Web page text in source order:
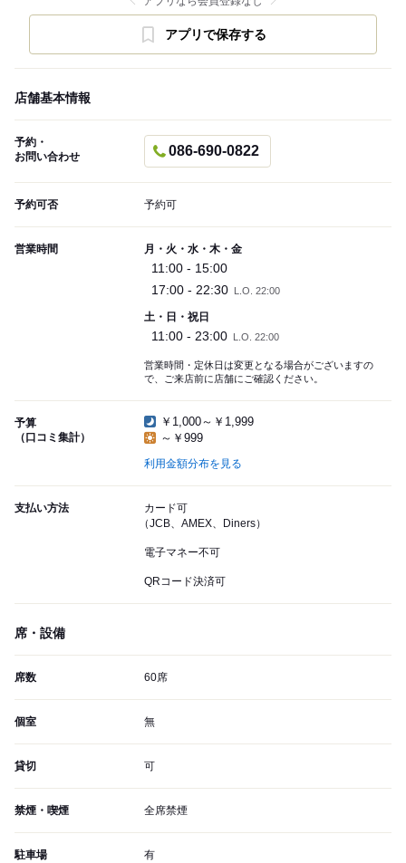
アプリで保存する
店舗基本情報
予約・
お問い合わせ
086-690-0822
予約可否 予約可
営業時間 月・火・水・木・金
11:00 - 15:00
17:00 - 22:30
L.O. 22:00
土・日・祝日
11:00 - 23:00 L.O. 22:00
営業時間・定休日は変更となる場合がございますの
で、ご来店前に店舗にご確認ください。
予算
（口コミ集計）
￥1,000～￥1,999
～￥999
利用金額分布を見る
支払い方法
カード可
（JCB、AMEX、Diners）
電子マネー不可
QRコード決済可
席・設備
席数 60席
個室 無
貸切 可
禁煙・喫煙 全席禁煙
駐車場 有